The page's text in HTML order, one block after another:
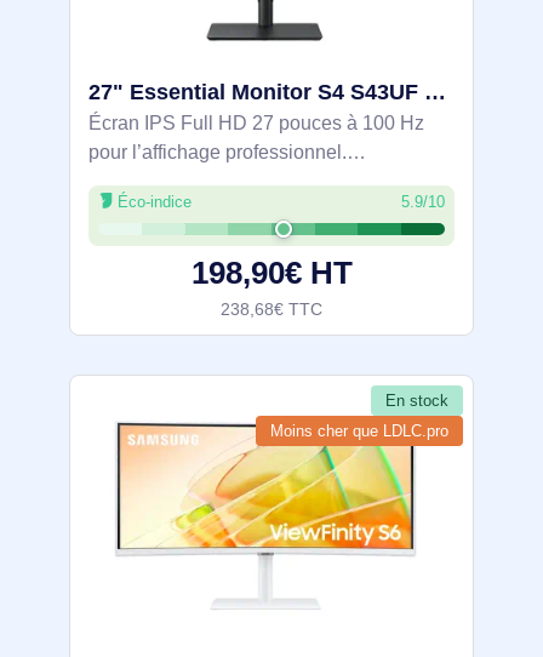
27" Essential Monitor S4 S43UF Full HD 100Hz - LS27F430UAUXEN
Écran IPS Full HD 27 pouces à 100 Hz
pour l’affichage professionnel.
Connectique USB‑C avec alimentation 90
W et station d’accueil intégrée (4x USB‑A),
HDMI et DisplayPort, plus Ethernet.
Éco-indice 5.9/10
198,90€ HT
238,68€ TTC
En stock
Moins cher que LDLC.pro